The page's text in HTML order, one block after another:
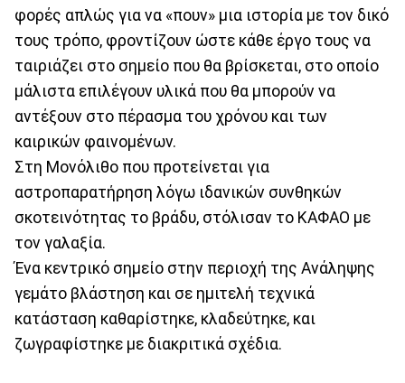
φορές απλώς για να «πουν» μια ιστορία με τον δικό
τους τρόπο, φροντίζουν ώστε κάθε έργο τους να
ταιριάζει στο σημείο που θα βρίσκεται, στο οποίο
μάλιστα επιλέγουν υλικά που θα μπορούν να
αντέξουν στο πέρασμα του χρόνου και των
καιρικών φαινομένων.
Στη Μονόλιθο που προτείνεται για
αστροπαρατήρηση λόγω ιδανικών συνθηκών
σκοτεινότητας το βράδυ, στόλισαν το ΚΑΦΑΟ με
τον γαλαξία.
Ένα κεντρικό σημείο στην περιοχή της Ανάληψης
γεμάτο βλάστηση και σε ημιτελή τεχνικά
κατάσταση καθαρίστηκε, κλαδεύτηκε, και
ζωγραφίστηκε με διακριτικά σχέδια.